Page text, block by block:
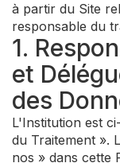
à partir du Site
responsable du
1.
et
des
L'Institution est
du Traitement ».
nos » dans cette